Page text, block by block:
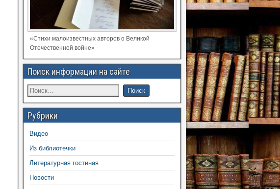
«Стихи малоизвестных авторов о Великой
Отечественной войне»
Поиск информации на сайте
Рубрики
Видео
Из библиотечки
Литературная гостиная
Новости